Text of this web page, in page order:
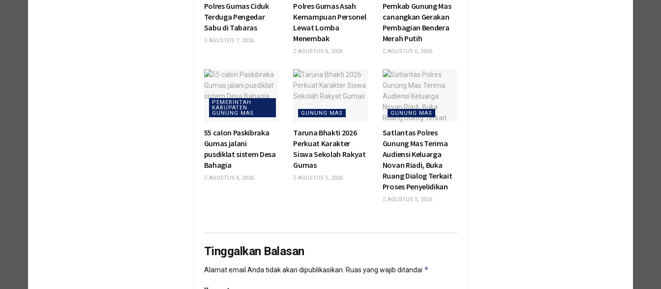
Polres Gumas Ciduk
Terduga Pengedar
Sabu di Tabaras
AGUSTUS 7, 2026
Polres Gumas Asah
Kemampuan Personel
Lewat Lomba
Menembak
AGUSTUS 6, 2026
Pemkab Gunung Mas
canangkan Gerakan
Pembagian Bendera
Merah Putih
AGUSTUS 6, 2026
PEMERINTAH
KABUPATEN
GUNUNG MAS
55 calon Paskibraka
Gumas jalani
pusdiklat sistem Desa
Bahagia
AGUSTUS 6, 2026
GUNUNG MAS
Taruna Bhakti 2026
Perkuat Karakter
Siswa Sekolah Rakyat
Gumas
AGUSTUS 5, 2026
GUNUNG MAS
Satlantas Polres
Gunung Mas Terima
Audiensi Keluarga
Novan Riadi, Buka
Ruang Dialog Terkait
Proses Penyelidikan
AGUSTUS 5, 2026
Tinggalkan Balasan
Alamat email Anda tidak akan dipublikasikan. Ruas yang wajib ditandai *